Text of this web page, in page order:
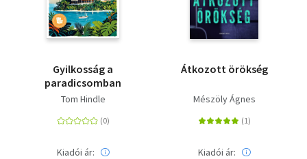
Gyilkosság a
paradicsomban
Tom Hindle
Kiadói ár:
Átkozott örökség
Mészöly Ágnes
Kiadói ár: